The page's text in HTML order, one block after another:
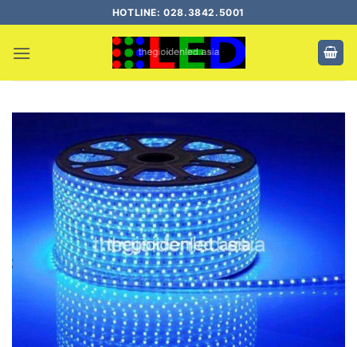
qua
nội
HOTLINE: 028.3842.5001